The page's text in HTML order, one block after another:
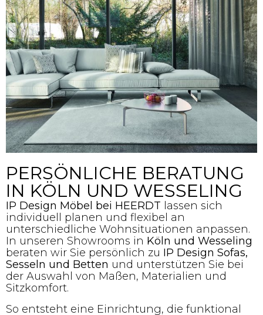
PERSÖNLICHE BERATUNG
IN KÖLN UND WESSELING
IP Design Möbel bei HEERDT lassen sich
individuell planen und flexibel an
unterschiedliche Wohnsituationen anpassen.
In unseren Showrooms in Köln und Wesseling
beraten wir Sie persönlich zu IP Design Sofas,
Sesseln und Betten und unterstützen Sie bei
der Auswahl von Maßen, Materialien und
Sitzkomfort.
So entsteht eine Einrichtung, die funktional